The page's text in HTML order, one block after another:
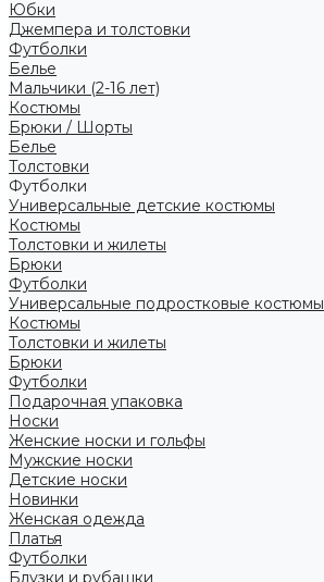
Юбки
Джемпера и толстовки
Футболки
Белье
Мальчики (2-16 лет)
Костюмы
Брюки / Шорты
Белье
Толстовки
Футболки
Универсальные детские костюмы
Костюмы
Толстовки и жилеты
Брюки
Футболки
Универсальные подростковые костюмы
Костюмы
Толстовки и жилеты
Брюки
Футболки
Подарочная упаковка
Носки
Женские носки и гольфы
Мужские носки
Детские носки
Новинки
Женская одежда
Платья
Футболки
Блузки и рубашки